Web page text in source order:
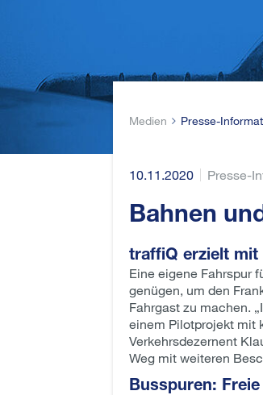
Medien Presse-
10.11.2020 Presse-
Bahnen
traffiQ erzielt mit
Eine eigene Fahrspur
genügen, um den
Fahrgast zu machen.
einem Pilotprojekt mit
Verkehrsdezernent
Weg mit weiteren
Busspuren: